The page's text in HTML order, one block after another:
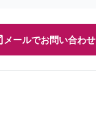
メールでお問い合わせ